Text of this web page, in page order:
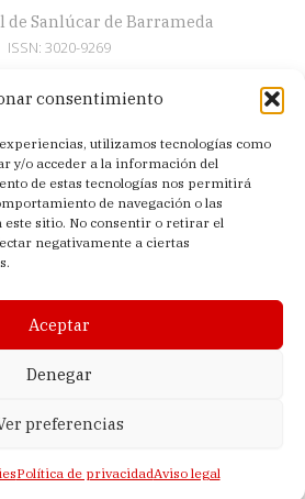
consentimiento
utilizamos tecnologías como
y/o acceder a la información del
de estas tecnologías nos permitirá
de navegación o las
este sitio. No consentir o retirar el
negativamente a ciertas
Aceptar
Denegar
preferencias
Política de privacidadAviso legal
Sanlúcar de Barrameda
ISSN: 3020-9269
|Lagomedia Digital